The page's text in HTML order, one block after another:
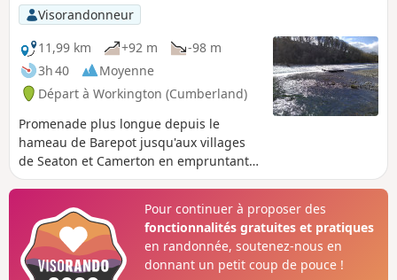
Visorandonneur
11,99 km
+92 m
-98 m
3h 40
Moyenne
Départ à Workington (Cumberland)
Promenade plus longue depuis le
hameau de Barepot jusqu'aux villages
de Seaton et Camerton en empruntant
la piste cyclable et en suivant la rivière
Superbe vue sur les montagnes du Lake
District au loin et le sud de l'Écosse.
Chiens acceptés.
Pour continuer à proposer des
fonctionnalités gratuites et pratiques
en randonnée, soutenez-nous en
donnant un petit coup de pouce !